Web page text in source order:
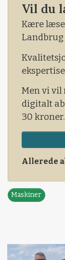
bæredygtige
effektivitet,
Vil du
Kære
Landbrug
Men vi vil
digitalt
30 kroner.
Allerede
Maskiner